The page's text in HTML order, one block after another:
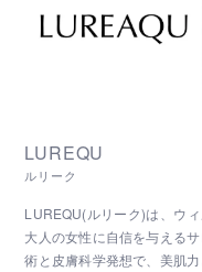
LUREQU
ルリーク
LUREQU(ルリーク)は、ウ
大人の女性に自信を与える
術と皮膚科学発想で、美肌